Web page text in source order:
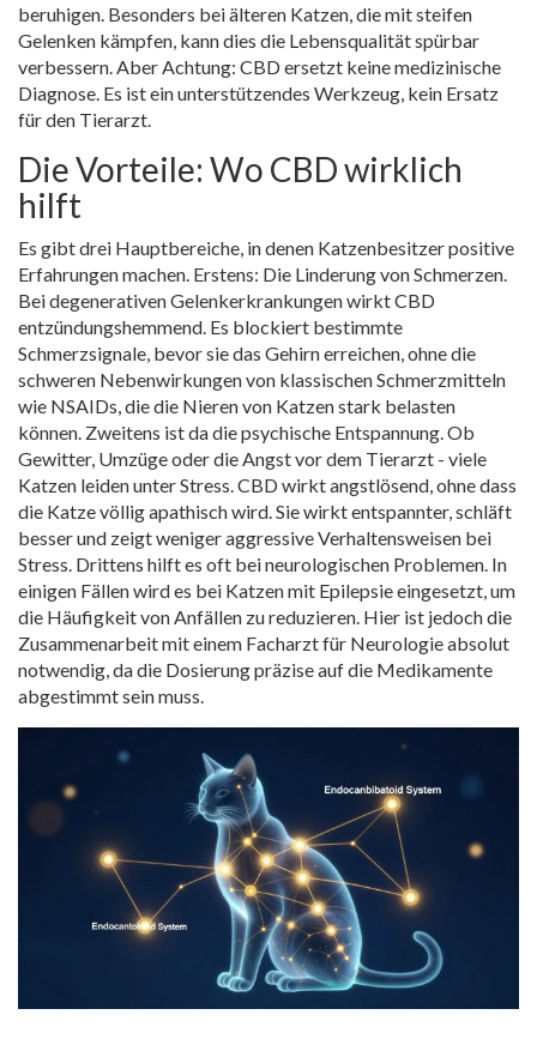
beruhigen. Besonders bei älteren Katzen, die mit steifen
Gelenken kämpfen, kann dies die Lebensqualität spürbar
verbessern. Aber Achtung: CBD ersetzt keine medizinische
Diagnose. Es ist ein unterstützendes Werkzeug, kein Ersatz
für den Tierarzt.
Die Vorteile: Wo CBD wirklich
hilft
Es gibt drei Hauptbereiche, in denen Katzenbesitzer positive
Erfahrungen machen. Erstens: Die Linderung von Schmerzen.
Bei degenerativen Gelenkerkrankungen wirkt CBD
entzündungshemmend. Es blockiert bestimmte
Schmerzsignale, bevor sie das Gehirn erreichen, ohne die
schweren Nebenwirkungen von klassischen Schmerzmitteln
wie NSAIDs, die die Nieren von Katzen stark belasten
können. Zweitens ist da die psychische Entspannung. Ob
Gewitter, Umzüge oder die Angst vor dem Tierarzt - viele
Katzen leiden unter Stress. CBD wirkt angstlösend, ohne dass
die Katze völlig apathisch wird. Sie wirkt entspannter, schläft
besser und zeigt weniger aggressive Verhaltensweisen bei
Stress. Drittens hilft es oft bei neurologischen Problemen. In
einigen Fällen wird es bei Katzen mit Epilepsie eingesetzt, um
die Häufigkeit von Anfällen zu reduzieren. Hier ist jedoch die
Zusammenarbeit mit einem Facharzt für Neurologie absolut
notwendig, da die Dosierung präzise auf die Medikamente
abgestimmt sein muss.